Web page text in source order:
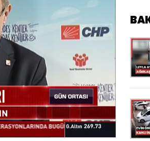
Oynatma
Hızı